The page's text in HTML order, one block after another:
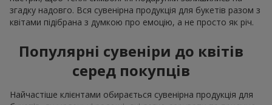
згадку надовго. Вся сувенірна продукція для букетів разом з
квітами підібрана з думкою про емоцію, а не просто як річ.
Популярні сувеніри до квітів
серед покупців
Найчастіше клієнтами обирається сувенірна продукція для